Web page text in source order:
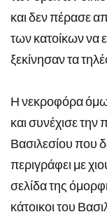
και δεν πέρασε
των κατοίκων να
ξεκίνησαν τα
Η νεκροφόρα
και συνέχισε
Βασιλεσίου που
περιγράφει με
σελίδα της
κάτοικοι του